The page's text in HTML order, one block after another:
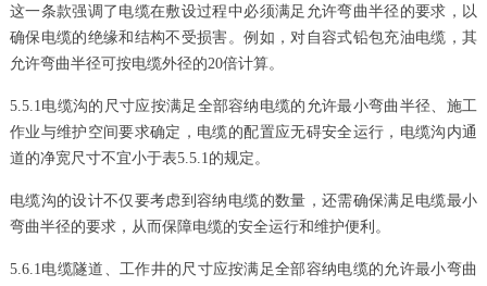
这一条款强调了电缆在敷设过程中必须满足允许弯曲半径的要求，以
确保电缆的绝缘和结构不受损害。例如，对自容式铅包充油电缆，其
允许弯曲半径可按电缆外径的20倍计算。
5.5.1电缆沟的尺寸应按满足全部容纳电缆的允许最小弯曲半径、施工
作业与维护空间要求确定，电缆的配置应无碍安全运行，电缆沟内通
道的净宽尺寸不宜小于表5.5.1的规定。
电缆沟的设计不仅要考虑到容纳电缆的数量，还需确保满足电缆最小
弯曲半径的要求，从而保障电缆的安全运行和维护便利。
5.6.1电缆隧道、工作井的尺寸应按满足全部容纳电缆的允许最小弯曲